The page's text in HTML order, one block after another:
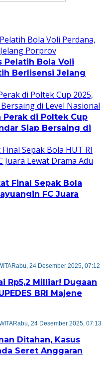
Pelatih Bola Voli
Berlisensi Jelang
Perak di Poltek Cup
Siap Bersaing di
Final Sepak Bola
FC Juara
Rabu, 24 Desember 2025, 07:12
Rp5,2 Milliar! Dugaan
BRI Majene
Rabu, 24 Desember 2025, 07:13
Ditahan, Kasus
Seret Anggaran